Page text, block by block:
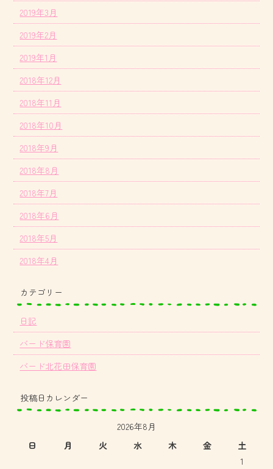
2019年3月
2019年2月
2019年1月
2018年12月
2018年11月
2018年10月
2018年9月
2018年8月
2018年7月
2018年6月
2018年5月
2018年4月
カテゴリー
日記
バード保育園
バード北花田保育園
投稿日カレンダー
2026年8月
日
月 火 水 木 金
土
1